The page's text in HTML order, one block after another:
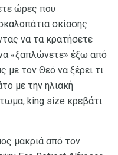
ώρες που
σκίασης
να τα κρατήσετε
«ξαπλώνετε» έξω από
με τον Θεό να ξέρει τι
με την ηλιακή
king size κρεβάτι
μακριά από τον